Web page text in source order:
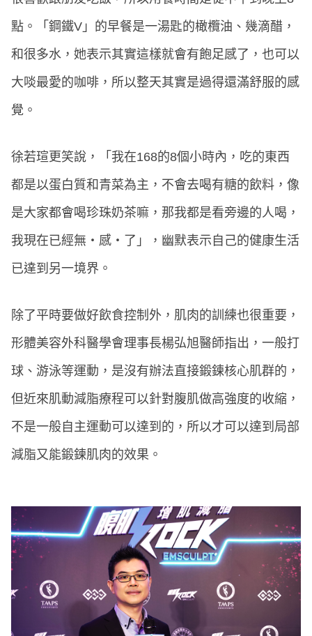
點。「鋼鐵V」的早餐是一湯匙的橄欖油、幾滴醋，
和很多水，她表示其實這樣就會有飽足感了，也可以
大啖最愛的咖啡，所以整天其實是過得還滿舒服的感
覺。
徐若瑄更笑說，「我在168的8個小時內，吃的東西
都是以蛋白質和青菜為主，不會去喝有糖的飲料，像
是大家都會喝珍珠奶茶嘛，那我都是看旁邊的人喝，
我現在已經無‧感‧了」，幽默表示自己的健康生活
已達到另一境界。
除了平時要做好飲食控制外，肌肉的訓練也很重要，
形體美容外科醫學會理事長楊弘旭醫師指出，一般打
球、游泳等運動，是沒有辦法直接鍛鍊核心肌群的，
但近來肌動減脂療程可以針對腹肌做高強度的收縮，
不是一般自主運動可以達到的，所以才可以達到局部
減脂又能鍛鍊肌肉的效果。